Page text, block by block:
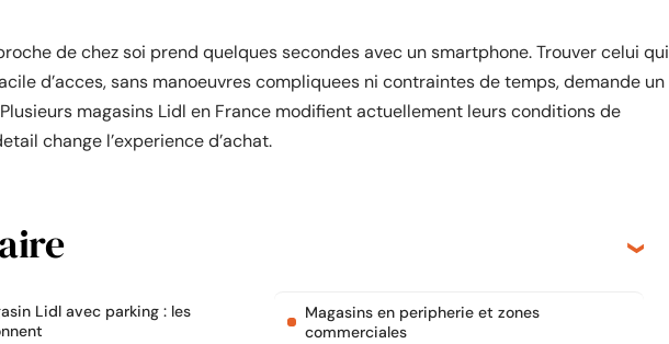
de chez soi prend quelques secondes avec un smartphone. Trouver celui qui
d’acces, sans manoeuvres compliquees ni contraintes de temps, demande un
magasins Lidl en France modifient actuellement leurs conditions de
change l’experience d’achat.
Lidl avec parking : les
Magasins en peripherie et zones
commerciales